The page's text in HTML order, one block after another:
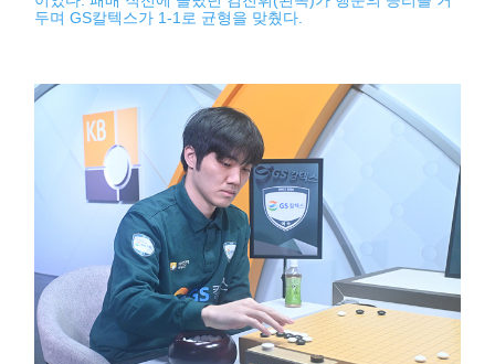
두며 GS칼텍스가 1-1로 균형을 맞췄다.